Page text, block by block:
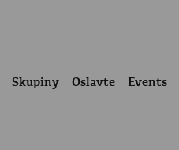
Skupiny Oslavte Events